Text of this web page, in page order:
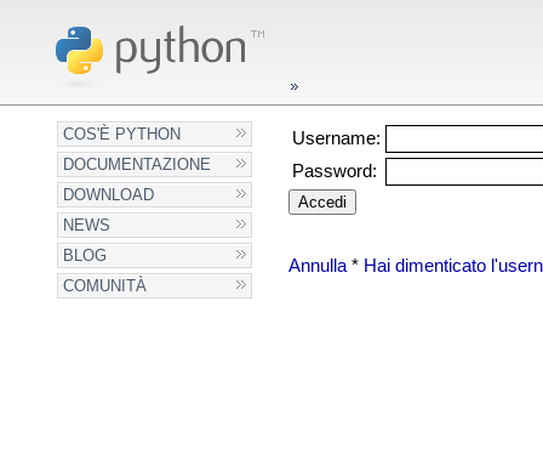
COS'È PYTHON
DOCUMENTAZIONE
DOWNLOAD
NEWS
BLOG
COMUNITÀ
Username:
Password:
Annulla* Hai dimenticato